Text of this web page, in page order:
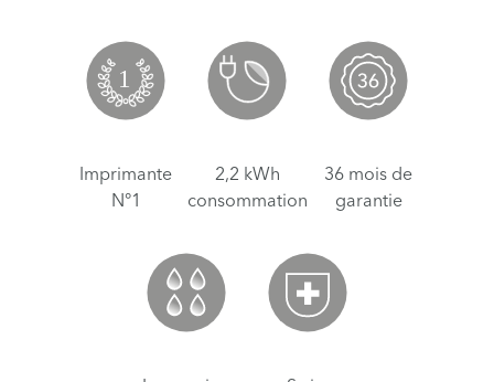
Imprimante
N°1
2,2 kWh
consommation
36 mois de
garantie